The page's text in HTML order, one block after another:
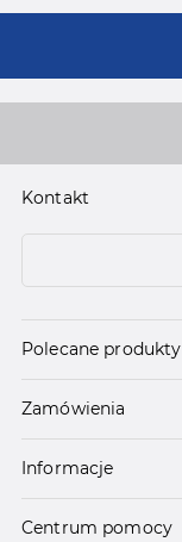
Kontakt
Polecane produkty
Zamówienia
Informacje
Centrum pomocy